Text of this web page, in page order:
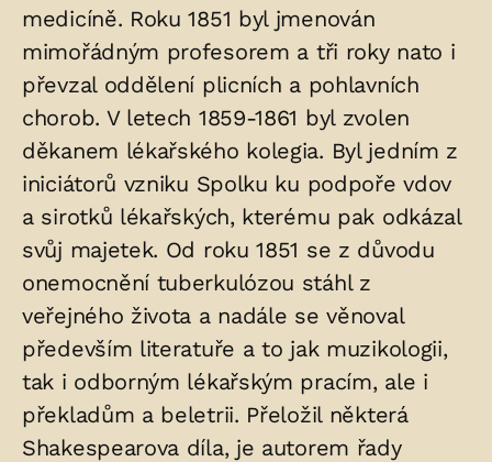
medicíně. Roku 1851 byl jmenován
mimořádným profesorem a tři roky nato i
převzal oddělení plicních a pohlavních
chorob. V letech 1859-1861 byl zvolen
děkanem lékařského kolegia. Byl jedním z
iniciátorů vzniku Spolku ku podpoře vdov
a sirotků lékařských, kterému pak odkázal
svůj majetek. Od roku 1851 se z důvodu
onemocnění tuberkulózou stáhl z
veřejného života a nadále se věnoval
především literatuře a to jak muzikologii,
tak i odborným lékařským pracím, ale i
překladům a beletrii. Přeložil některá
Shakespearova díla, je autorem řady